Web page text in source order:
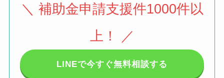
＼ 補助金申請支援件1000件以
上！ ／
LINEで今すぐ無料相談する